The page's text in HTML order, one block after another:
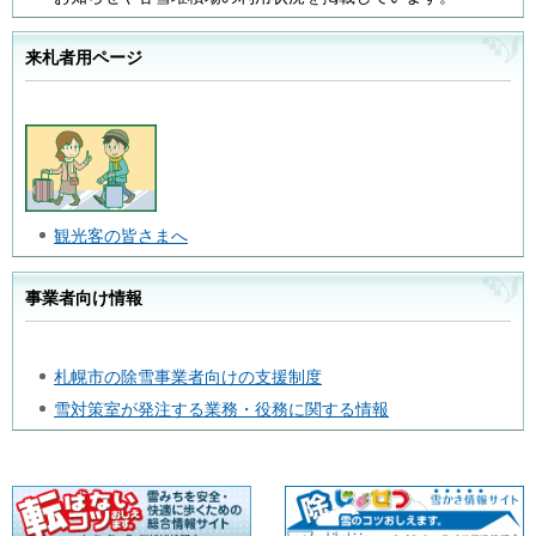
来札者用ページ
観光客の皆さまへ
事業者向け情報
札幌市の除雪事業者向けの支援制度
雪対策室が発注する業務・役務に関する情報